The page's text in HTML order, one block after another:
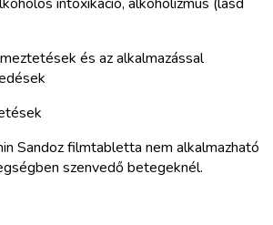
és az alkalmazással
Sandoz filmtabletta nem alkalmazható
szenvedő betegeknél.